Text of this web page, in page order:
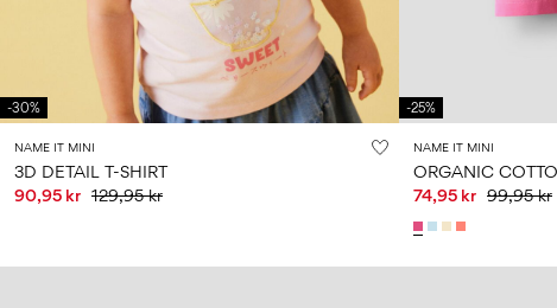
-30%
NAME IT MINI
3D DETAIL T-SHIRT
90,95 kr 129,95 kr
-25%
NAME IT MINI
ORGANIC
74,95 kr 99,95 kr